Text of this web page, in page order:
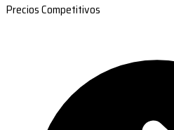
Precios Competitivos